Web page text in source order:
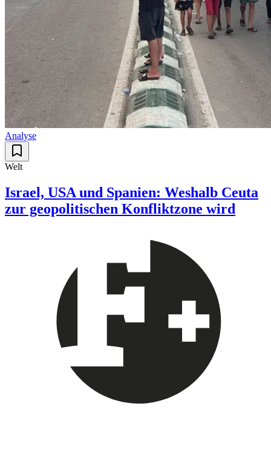
Analyse
Welt
Israel, USA und Spanien: Weshalb Ceuta
zur geopolitischen Konfliktzone wird